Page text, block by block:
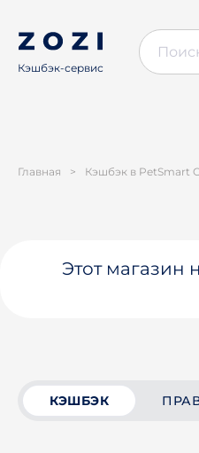
Кэшбэк-сервис
Главная > Кэшбэк в PetSmart
Этот магазин
КЭШБЭК